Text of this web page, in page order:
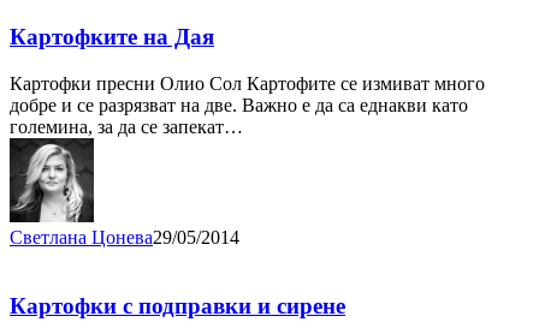
Картофките на Дая
Картофки пресни Олио Сол Картофите се измиват много
добре и се разрязват на две. Важно е да са еднакви като
големина, за да се запекат…
Светлана Цонева29/05/2014
Картофки с подправки и сирене